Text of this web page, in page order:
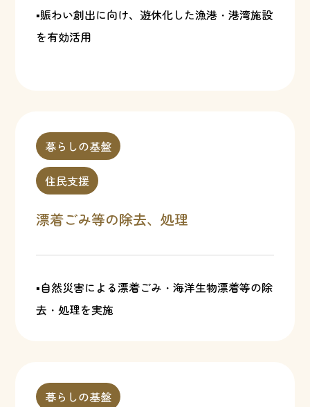
▪賑わい創出に向け、遊休化した漁港・港湾施設
を有効活用
暮らしの基盤
住民支援
漂着ごみ等の除去、処理
▪自然災害による漂着ごみ・海洋生物漂着等の除
去・処理を実施
暮らしの基盤